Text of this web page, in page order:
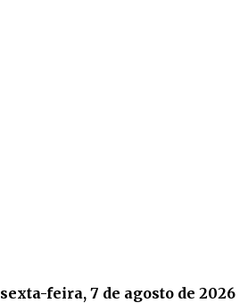
sexta-feira, 7 de agosto de 2026